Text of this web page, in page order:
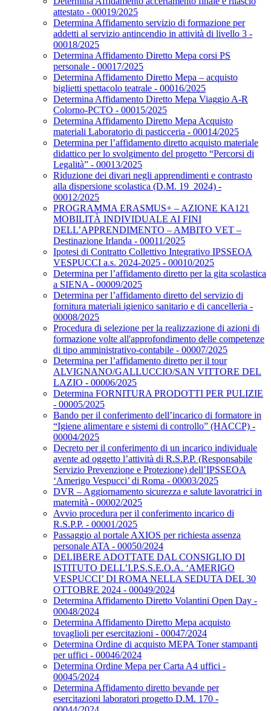
attestato - 00019/2025
Determina Affidamento servizio di formazione per
addetti al servizio antincendio in attività di livello 3 -
00018/2025
Determina Affidamento Diretto Mepa corsi PS
personale - 00017/2025
Determina Affidamento Diretto Mepa – acquisto
biglietti spettacolo teatrale - 00016/2025
Determina Affidamento Diretto Mepa Viaggio A-R
Colorno-PCTO - 00015/2025
Determina Affidamento Diretto Mepa Acquisto
materiali Laboratorio di pasticceria - 00014/2025
Determina per l’affidamento diretto acquisto materiale
didattico per lo svolgimento del progetto “Percorsi di
Legalità” - 00013/2025
Riduzione dei divari negli apprendimenti e contrasto
alla dispersione scolastica (D.M. 19_2024) -
00012/2025
PROGRAMMA ERASMUS+ – AZIONE KA121
MOBILITÀ INDIVIDUALE AI FINI
DELL’APPRENDIMENTO – AMBITO VET –
Destinazione Irlanda - 00011/2025
Ipotesi di Contratto Collettivo Integrativo IPSSEOA
VESPUCCI a.s. 2024-2025 - 00010/2025
Determina per l’affidamento diretto per la gita scolastica
a SIENA - 00009/2025
Determina per l’affidamento diretto del servizio di
fornitura materiali igienico sanitario e di cancelleria -
00008/2025
Procedura di selezione per la realizzazione di azioni di
formazione volte all'approfondimento delle competenze
di tipo amministrativo-contabile - 00007/2025
Determina per l’affidamento diretto per il tour
ALVIGNANO/GALLUCCIO/SAN VITTORE DEL
LAZIO - 00006/2025
Determina FORNITURA PRODOTTI PER PULIZIE
- 00005/2025
Bando per il conferimento dell’incarico di formatore in
“Igiene alimentare e sistemi di controllo” (HACCP) -
00004/2025
Decreto per il conferimento di un incarico individuale
avente ad oggetto l’attività di R.S.P.P. (Responsabile
Servizio Prevenzione e Protezione) dell’IPSSEOA
‘Amerigo Vespucci’ di Roma - 00003/2025
DVR – Aggiornamento sicurezza e salute lavoratrici in
maternità - 00002/2025
Avvio procedura per il conferimento incarico di
R.S.P.P. - 00001/2025
Passaggio al portale AXIOS per richiesta assenza
personale ATA - 00050/2024
DELIBERE ADOTTATE DAL CONSIGLIO DI
ISTITUTO DELL’I.P.S.S.E.O.A. ‘AMERIGO
VESPUCCI’ DI ROMA NELLA SEDUTA DEL 30
OTTOBRE 2024 - 00049/2024
Determina Affidamento Diretto Volantini Open Day -
00048/2024
Determina Affidamento Diretto Mepa acquisto
tovaglioli per esercitazioni - 00047/2024
Determina Ordine di acquisto MEPA Toner stampanti
per uffici - 00046/2024
Determina Ordine Mepa per Carta A4 uffici -
00045/2024
Determina Affidamento diretto bevande per
esercitazioni laboratori progetto D.M. 170 -